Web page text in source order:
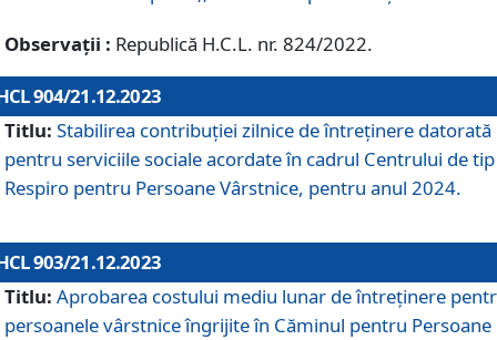
Observații : Republică H.C.L. nr. 824/2022.
904/21.12.2023
Titlu: Stabilirea contribuţiei zilnice de întreținere datorată
pentru serviciile sociale acordate în cadrul Centrului de tip
Respiro pentru Persoane Vârstnice, pentru anul 2024.
903/21.12.2023
Titlu: Aprobarea costului mediu lunar de întreţinere
persoanele vârstnice îngrijite în Căminul pentru Persoane